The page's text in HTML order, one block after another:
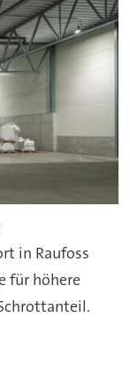
in Raufoss
für höhere